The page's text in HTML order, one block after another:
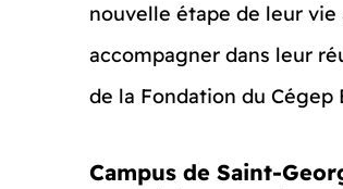
nouvelle étape de leur
accompagner dans leur
de la Fondation du Cégep
Campus de Saint-